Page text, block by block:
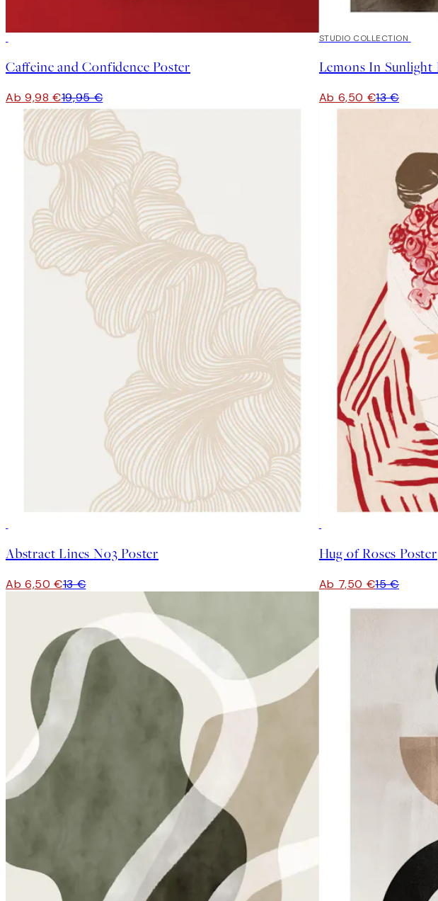
Caffeine and Confidence Poster
Ab 9,98 €19,95 €
50%*
STUDIO COLLECTION
Lemons In Sunlight
Ab 6,50 €13 €
Abstract Lines No3 Poster
Ab 6,50 €13 €
Hug of Roses Poster
Ab 7,50 €15 €